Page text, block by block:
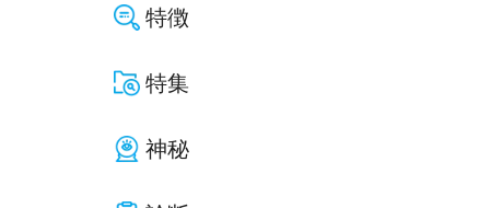
特徴
特集
神秘